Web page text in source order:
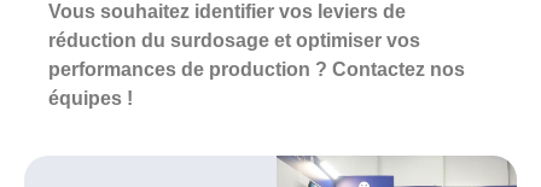
Vous souhaitez identifier vos leviers de
réduction du surdosage et optimiser vos
performances de production ? Contactez nos
équipes !